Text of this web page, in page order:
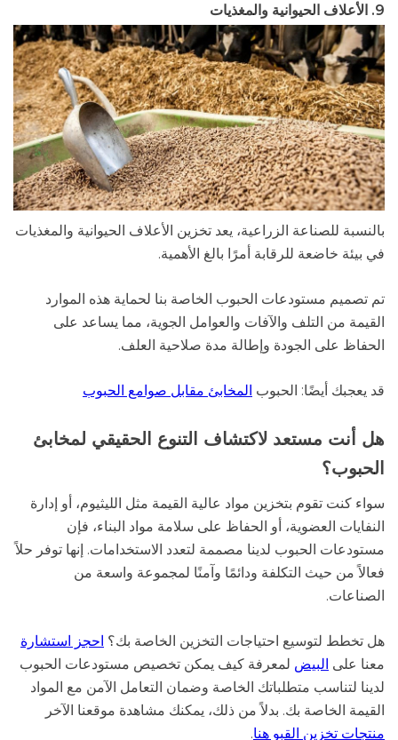
9. الأعلاف الحيوانية والمغذيات
بالنسبة للصناعة الزراعية، يعد تخزين الأعلاف الحيوانية والمغذيات
في بيئة خاضعة للرقابة أمرًا بالغ الأهمية.
تم تصميم مستودعات الحبوب الخاصة بنا لحماية هذه الموارد
القيمة من التلف والآفات والعوامل الجوية، مما يساعد على
الحفاظ على الجودة وإطالة مدة صلاحية العلف.
قد يعجبك أيضًا: الحبوب المخابئ مقابل صوامع الحبوب
هل أنت مستعد لاكتشاف التنوع الحقيقي لمخابئ
الحبوب؟
سواء كنت تقوم بتخزين مواد عالية القيمة مثل الليثيوم، أو إدارة
النفايات العضوية، أو الحفاظ على سلامة مواد البناء، فإن
مستودعات الحبوب لدينا مصممة لتعدد الاستخدامات. إنها توفر حلاً
فعالاً من حيث التكلفة ودائمًا وآمنًا لمجموعة واسعة من
الصناعات.
هل تخطط لتوسيع احتياجات التخزين الخاصة بك؟ احجز استشارة
معنا على البيض لمعرفة كيف يمكن تخصيص مستودعات الحبوب
لدينا لتناسب متطلباتك الخاصة وضمان التعامل الآمن مع المواد
القيمة الخاصة بك. بدلاً من ذلك، يمكنك مشاهدة موقعنا الآخر
منتجات تخزين القبو هنا.